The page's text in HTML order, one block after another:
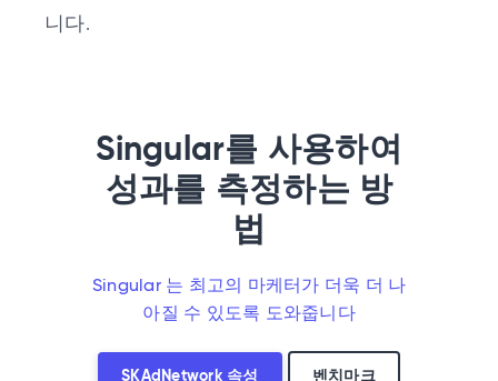
니다.
Singular를 사용하여
성과를 측정하는 방
법
Singular 는 최고의 마케터가 더욱 더 나
아질 수 있도록 도와줍니다
SKAdNetwork 속성 벤치마크